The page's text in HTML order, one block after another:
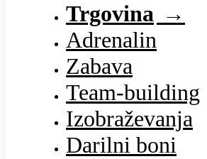
Trgovina
Adrenalin
Zabava
Team-building
Izobraževanja
Darilni boni